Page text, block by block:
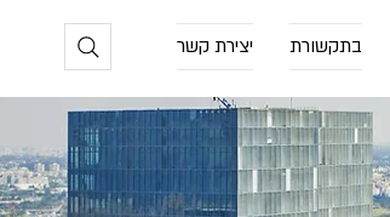
בתקשורת יצירת קשר